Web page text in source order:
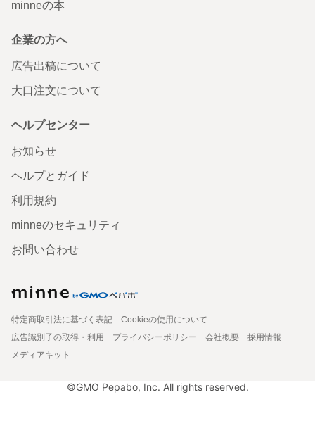
minneの本
企業の方へ
広告出稿について
大口注文について
ヘルプセンター
お知らせ
ヘルプとガイド
利用規約
minneのセキュリティ
お問い合わせ
特定商取引法に基づく表記
Cookieの使用について
広告識別子の取得・利用
プライバシーポリシー 会社概要
採用情報
メディアキット
©GMO Pepabo, Inc. All rights reserved.